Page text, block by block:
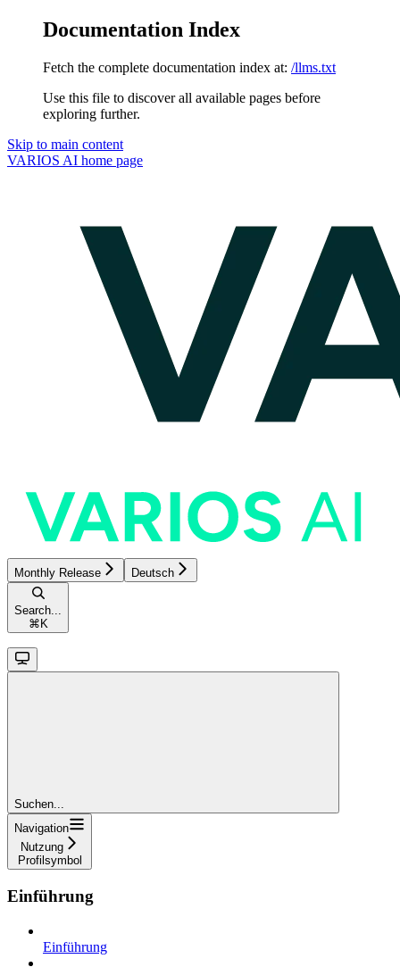
Documentation Index
Fetch the complete documentation index at: /llms.txt
Use this file to discover all available pages before
exploring further.
Skip to main content
VARIOS AI home page
Monthly Release Deutsch
Search...
⌘ K
Suchen...
Navigation
Nutzung
Profilsymbol
Einführung
Einführung